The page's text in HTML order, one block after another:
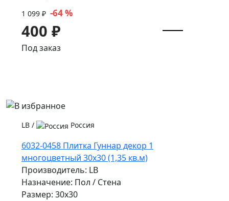
1 099 ₽ -64 %
400 ₽
Под заказ
LB / Россия
6032-0458 Плитка Гуннар декор 1
многоцветный 30х30 (1,35 кв.м)
Производитель: LB
Назначение: Пол / Стена
Размер: 30x30